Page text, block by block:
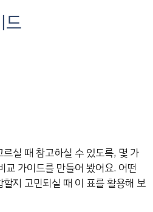
드
실 때 참고하실 수 있도록, 몇 가
교 가이드를 만들어 봤어요. 어떤
지 고민되실 때 이 표를 활용해 보